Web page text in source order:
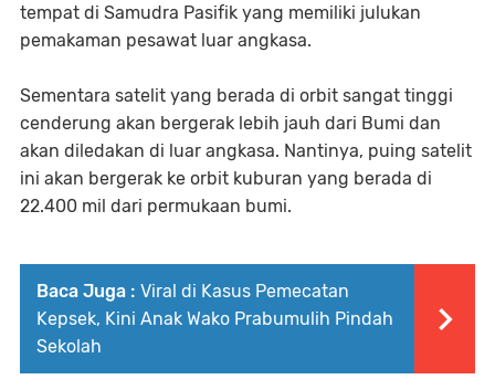
tempat di Samudra Pasifik yang memiliki julukan
pemakaman pesawat luar angkasa.
Sementara satelit yang berada di orbit sangat tinggi
cenderung akan bergerak lebih jauh dari Bumi dan
akan diledakan di luar angkasa. Nantinya, puing satelit
ini akan bergerak ke orbit kuburan yang berada di
22.400 mil dari permukaan bumi.
Baca Juga : Viral di Kasus Pemecatan
Kepsek, Kini Anak Wako Prabumulih Pindah
Sekolah